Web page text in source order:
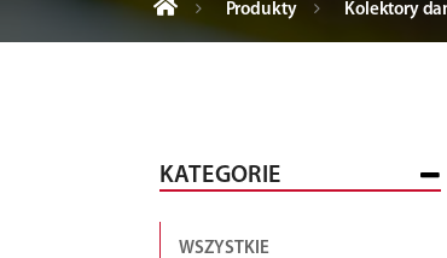
Produkty Kolektory
KATEGORIE
WSZYSTKIE